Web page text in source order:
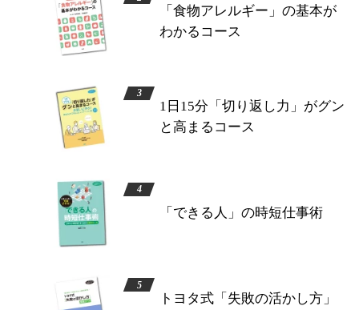
「食物アレルギー」の基本が
わかるコース
1日15分「切り返し力」がグン
と高まるコース
「できる人」の時短仕事術
トヨタ式「失敗の活かし方」